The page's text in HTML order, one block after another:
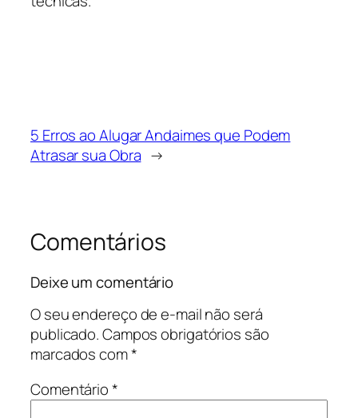
5 Erros ao Alugar Andaimes que Podem
Atrasar sua Obra →
Comentários
Deixe um comentário
O seu endereço de e-mail não será
publicado.Campos obrigatórios são
marcados com*
Comentário*